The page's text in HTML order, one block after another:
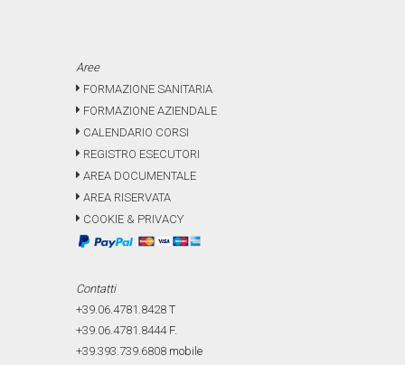
Aree
FORMAZIONE SANITARIA
FORMAZIONE AZIENDALE
CALENDARIO CORSI
REGISTRO ESECUTORI
AREA DOCUMENTALE
AREA RISERVATA
COOKIE & PRIVACY
Contatti
+39.06.4781.8428 T
+39.06.4781.8444F.
+39.393.739.6808 mobile